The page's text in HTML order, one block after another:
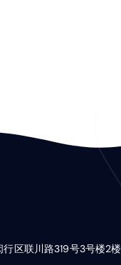
行区联川路319号3号楼2楼